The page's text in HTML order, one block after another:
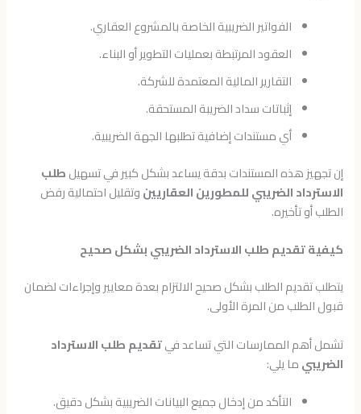
الفواتير الضريبية الخاصة بالمشروع العقاري.
العقود المرتبطة بعمليات التطوير أو البناء.
التقارير المالية المعتمدة للشركة.
إثباتات سداد الضريبة المستحقة.
أي مستندات إضافية تطلبها الجهة الضريبية.
إن تجهيز هذه المستندات بدقة يساعد بشكل كبير في تسهيلطلب
الاسترداد الضريبي للمطورين العقاريينوتقليل احتمالية رفض
الطلب أو تأخيره.
كيفية تقديم طلب الاسترداد الضريبي بشكل صحيح
يتطلب تقديم الطلب بشكل صحيح الالتزام بعدة معايير وإجراءات لضمان
قبول الطلب من المرة الأولى.
تشمل أهم الممارسات التي تساعد فيتقديم طلب الاسترداد
الضريبيما يلي:
التأكد من إدخال جميع البيانات الضريبية بشكل دقيق.